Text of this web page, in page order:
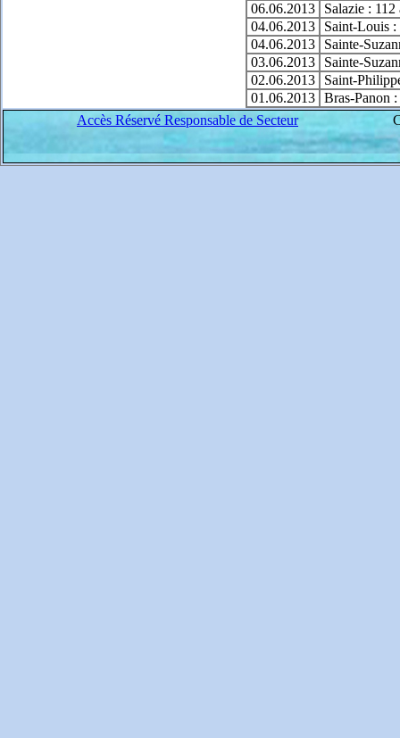
06.06.2013
Salazie : 112
04.06.2013
Saint-Louis :
04.06.2013
Sainte-
03.06.2013
Sainte-
02.06.2013
Saint-
01.06.2013 Bras-Panon
Accès Réservé Responsable de Secteur